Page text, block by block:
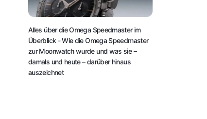
Alles über die Omega Speedmaster im
Überblick - Wie die Omega Speedmaster
zur Moonwatch wurde und was sie –
damals und heute – darüber hinaus
auszeichnet